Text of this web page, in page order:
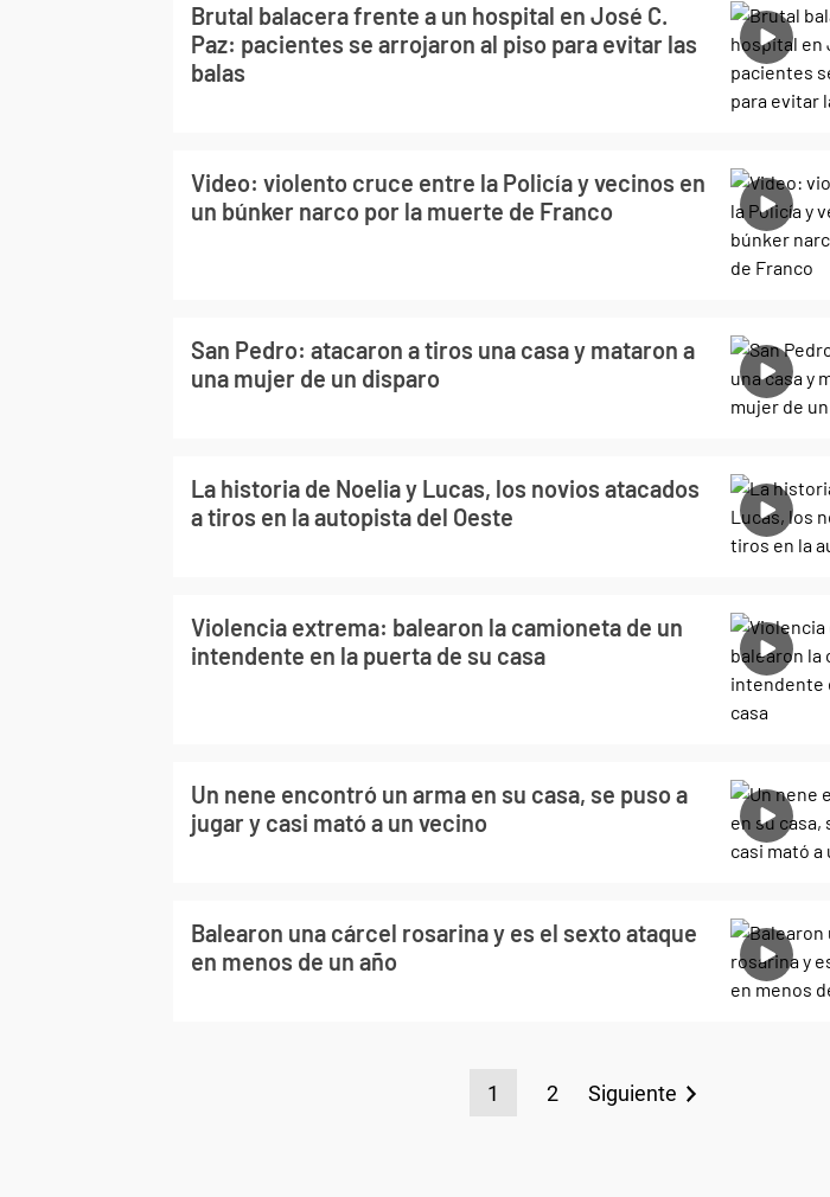
Brutal balacera frente a un hospital en José C.
Paz: pacientes se arrojaron al piso para evitar las
balas
Video: violento cruce entre la Policía y vecinos en
un búnker narco por la muerte de Franco
San Pedro: atacaron a tiros una casa y mataron a
una mujer de un disparo
La historia de Noelia y Lucas, los novios atacados
a tiros en la autopista del Oeste
Violencia extrema: balearon la camioneta de un
intendente en la puerta de su casa
Un nene encontró un arma en su casa, se puso a
jugar y casi mató a un vecino
Balearon una cárcel rosarina y es el sexto ataque
en menos de un año
1 2 Siguiente